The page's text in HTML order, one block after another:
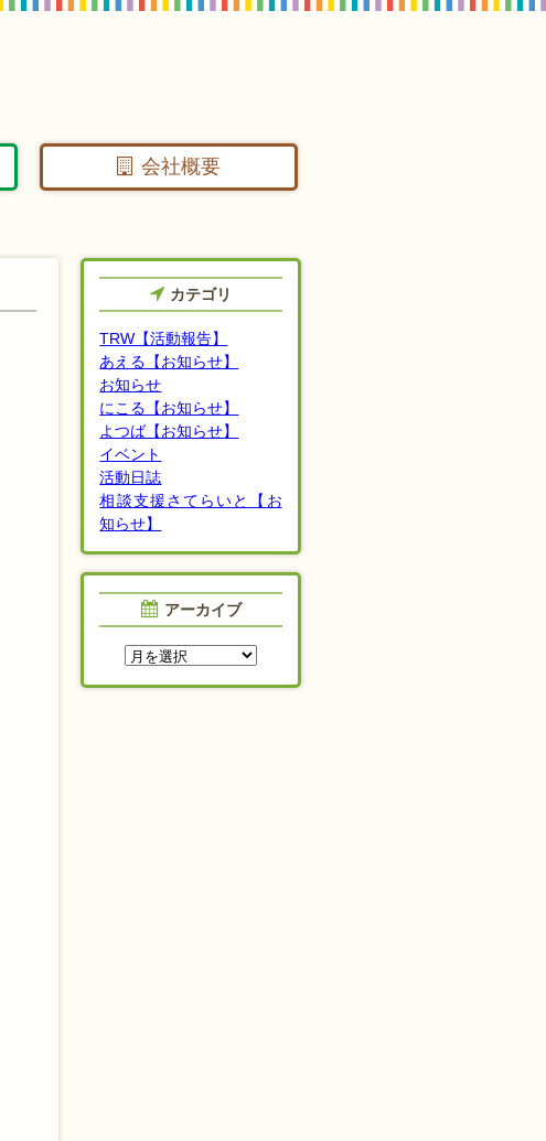
会社概要
カテゴリ
TRW【活動報告】
あえる【お知らせ】
お知らせ
にこる【お知らせ】
よつば【お知らせ】
イベント
活動日誌
相談支援さてらいと【お
知らせ】
アーカイブ